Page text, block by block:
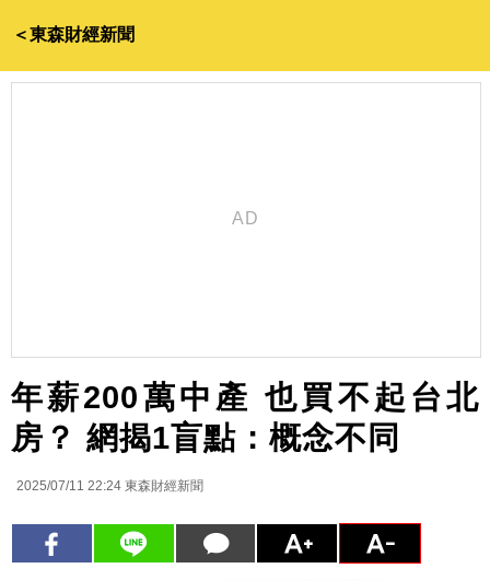
＜東森財經新聞
年薪200萬中產 也買不起台北
房？ 網揭1盲點：概念不同
2025/07/11 22:24 東森財經新聞